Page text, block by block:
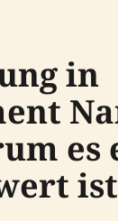
in
es
ist